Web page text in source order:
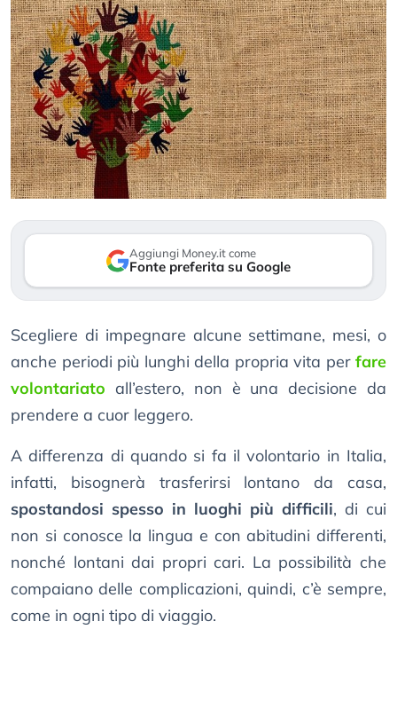
Aggiungi Money.it come
Fonte preferita su Google
Scegliere di impegnare alcune settimane, mesi, o
anche periodi più lunghi della propria vita per fare
volontariato all’estero, non è una decisione da
prendere a cuor leggero.
A differenza di quando si fa il volontario in Italia,
infatti, bisognerà trasferirsi lontano da casa,
spostandosi spesso in luoghi più difficili, di cui
non si conosce la lingua e con abitudini differenti,
nonché lontani dai propri cari. La possibilità che
compaiano delle complicazioni, quindi, c’è sempre,
come in ogni tipo di viaggio.